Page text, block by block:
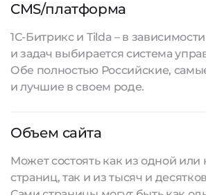
CMS/платформа
1С-Битрикс и Tilda – в
и задач выбирается система
Обе полностью Российские,
и лучшие в своем роде.
Объем сайта
Может состоять как из одной или
страниц, так и из тысяч и